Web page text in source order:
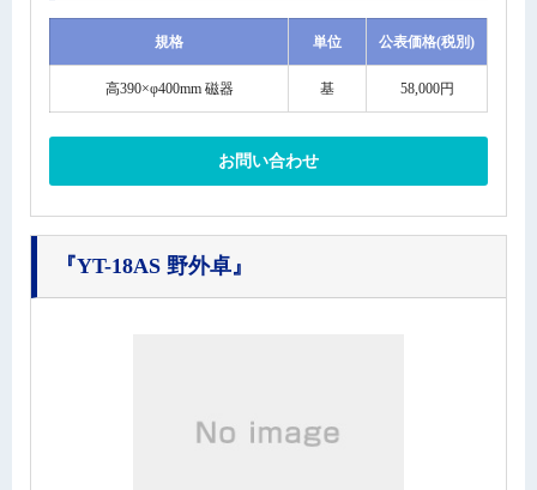
規格 単位 公表価格(税別)
高390×φ400mm 磁器 基 58,000円
お問い合わせ
『YT-18AS 野外卓』